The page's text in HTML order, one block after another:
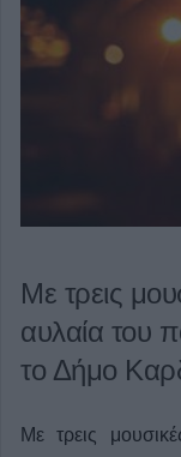
Με τρεις
αυλαία του
το Δήμο
Με τρεις